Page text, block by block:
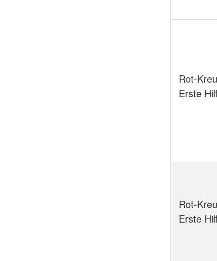
Rot-
Erste
Rot-
Erste